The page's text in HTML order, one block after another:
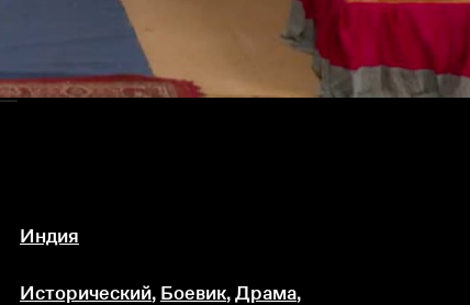
Индия
Исторический, Боевик, Драма,